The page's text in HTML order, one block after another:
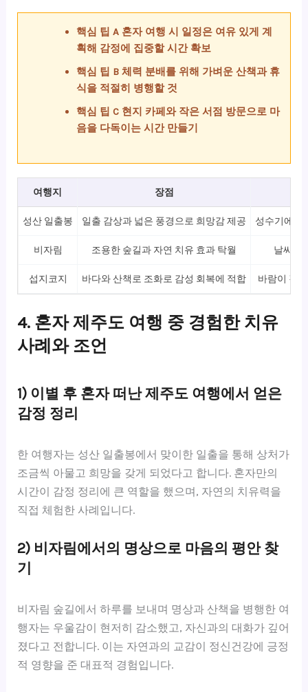
핵심 팁 A 혼자 여행 시 일정은 여유 있게 계
획해 감정에 집중할 시간 확보
핵심 팁 B 체력 분배를 위해 가벼운 산책과 휴
식을 적절히 병행할 것
핵심 팁 C 현지 카페와 작은 서점 방문으로 마
음을 다독이는 시간 만들기
여행지 장점
성산 일출봉 일출 감상과 넓은 풍경으로 희망감 제공 성수기에는
비자림 조용한 숲길과 자연 치유 효과 탁월 날씨에
섭지코지 바다와 산책로 조화로 감성 회복에 적합 바람이 강
4. 혼자 제주도 여행 중 경험한 치유
사례와 조언
1) 이별 후 혼자 떠난 제주도 여행에서 얻은
감정 정리
한 여행자는 성산 일출봉에서 맞이한 일출을 통해 상처가
조금씩 아물고 희망을 갖게 되었다고 합니다. 혼자만의
시간이 감정 정리에 큰 역할을 했으며, 자연의 치유력을
직접 체험한 사례입니다.
2) 비자림에서의 명상으로 마음의 평안 찾
기
비자림 숲길에서 하루를 보내며 명상과 산책을 병행한 여
행자는 우울감이 현저히 감소했고, 자신과의 대화가 깊어
졌다고 전합니다. 이는 자연과의 교감이 정신건강에 긍정
적 영향을 준 대표적 경험입니다.